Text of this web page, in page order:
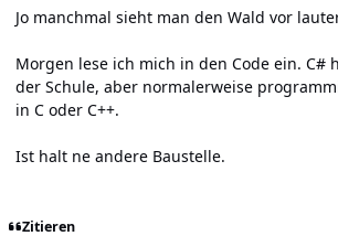
Jo manchmal sieht man den Wald vor
Morgen lese ich mich in den Code ein. C#
der Schule, aber normalerweise
in C oder C++.
Ist halt ne andere Baustelle.
Zitieren